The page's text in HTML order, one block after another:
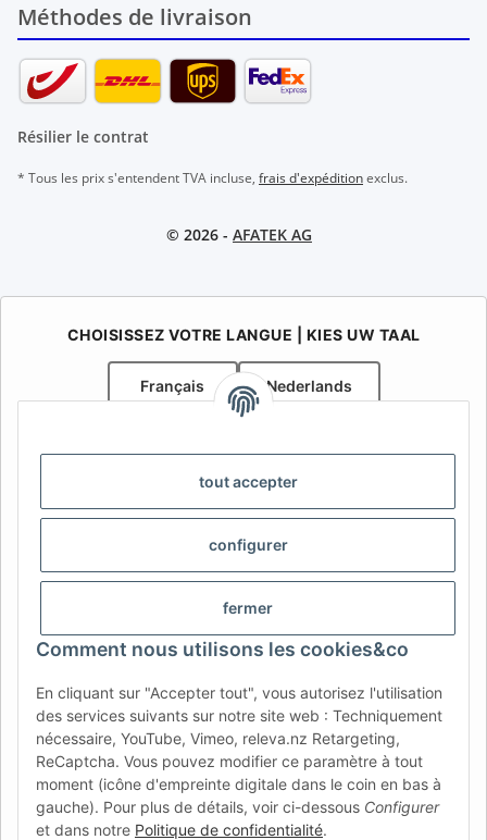
tout accepter
configurer
fermer
Comment nous utilisons les cookies&co
En cliquant sur "Accepter tout", vous autorisez l'utilisation
des services suivants sur notre site web : Techniquement
nécessaire, YouTube, Vimeo, releva.nz Retargeting,
ReCaptcha. Vous pouvez modifier ce paramètre à tout
moment (icône d'empreinte digitale dans le coin en bas à
gauche). Pour plus de détails, voir ci-dessous Configurer
et dans notre Politique de confidentialité.
Méthodes de livraison
Résilier le contrat
* Tous les prix s'entendent TVA incluse, frais d'expéditionexclus.
© 2026 - AFATEK AG
CHOISISSEZ VOTRE LANGUE | KIES UW TAAL
Français Nederlands
specialist in onderdelen voor aanhangwagens
Contact:info@afatek.com
AFATEK INTERNATIONAL – SELECT REGION & LANGUAGE |
CHOISIR LA RÉGION ET LA LANGUE | SELECCIONAR REGIÓN E
CH (IT) BE (NL) BE (FR) NL
FR IT ES DK PL
UK NZ USA MX PT
SE FI CZ HU SK